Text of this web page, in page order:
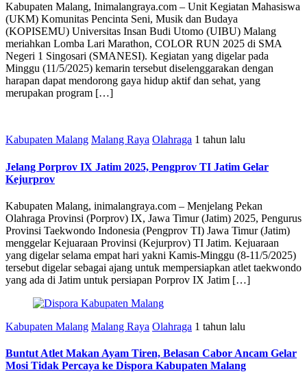
Kabupaten Malang, Inimalangraya.com – Unit Kegiatan Mahasiswa
(UKM) Komunitas Pencinta Seni, Musik dan Budaya
(KOPISEMU) Universitas Insan Budi Utomo (UIBU) Malang
meriahkan Lomba Lari Marathon, COLOR RUN 2025 di SMA
Negeri 1 Singosari (SMANESI). Kegiatan yang digelar pada
Minggu (11/5/2025) kemarin tersebut diselenggarakan dengan
harapan dapat mendorong gaya hidup aktif dan sehat, yang
merupakan program […]
Kabupaten Malang Malang Raya Olahraga 1 tahun lalu
Jelang Porprov IX Jatim 2025, Pengprov TI Jatim Gelar
Kejurprov
Kabupaten Malang, inimalangraya.com – Menjelang Pekan
Olahraga Provinsi (Porprov) IX, Jawa Timur (Jatim) 2025, Pengurus
Provinsi Taekwondo Indonesia (Pengprov TI) Jawa Timur (Jatim)
menggelar Kejuaraan Provinsi (Kejurprov) TI Jatim. Kejuaraan
yang digelar selama empat hari yakni Kamis-Minggu (8-11/5/2025)
tersebut digelar sebagai ajang untuk mempersiapkan atlet taekwondo
yang ada di Jatim untuk persiapan Porprov IX Jatim […]
Kabupaten Malang Malang Raya Olahraga 1 tahun lalu
Buntut Atlet Makan Ayam Tiren, Belasan Cabor Ancam Gelar
Mosi Tidak Percaya ke Dispora Kabupaten Malang